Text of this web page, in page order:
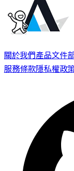
關於我們產品文件
服務條款隱私權政